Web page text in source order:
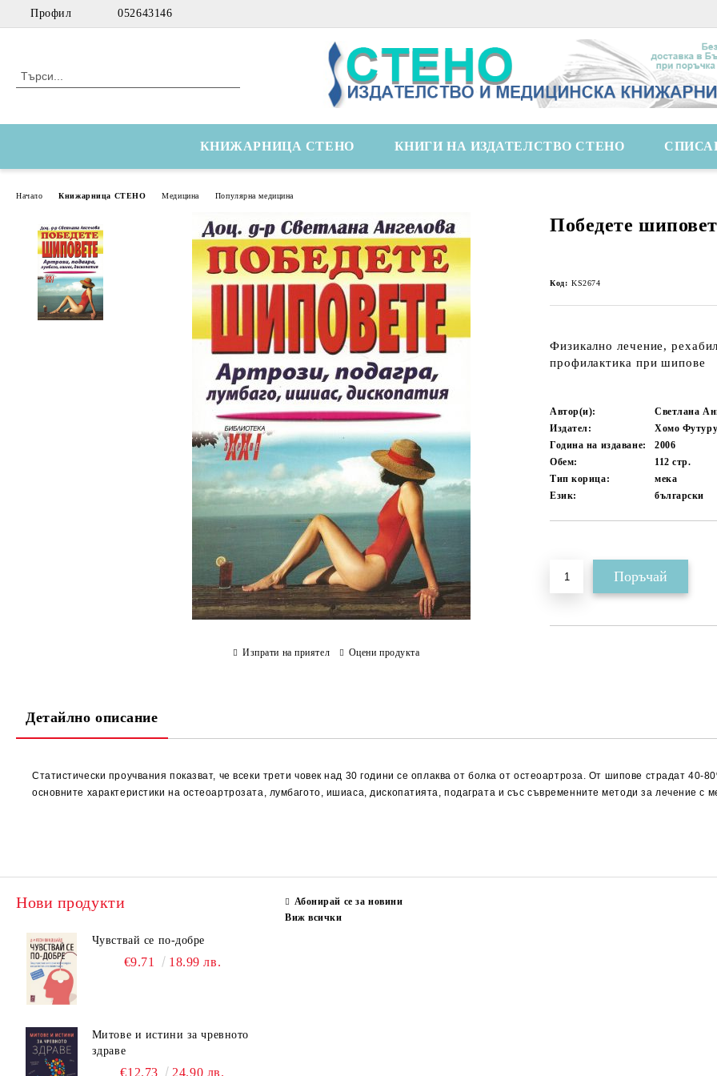
Профил 052643146
КНИЖАРНИЦА СТЕНО КНИГИ НА ИЗДАТЕЛСТВО СТЕНО
Начало Книжарница СТЕНО Медицина Популярна медицина
Победете
Код: KS2674
Физикално лечение,
профилактика при шипове
Автор(и):
Светлана
Издател:
Хомо
Година на издаване:
2006
Обем:
112стр.
Тип корица:
мека
Език:
български
Изпрати на приятел Оцени продукта
Детайлно описание
Статистически проучвания показват, че всеки трети човек над 30 години се оплаква от болка от остеоартроза. От шипове страдат 40-
основните характеристики на остеоартрозата, лумбагото, ишиаса, дископатията, подаграта и със съвременните методи за лечение с
Нови продукти
Чувствай се по-добре
€9.71 18.99 лв.
Митове и истини за чревното
здраве
€12.73 24.90 лв.
Абонирай се за новини
Виж всички